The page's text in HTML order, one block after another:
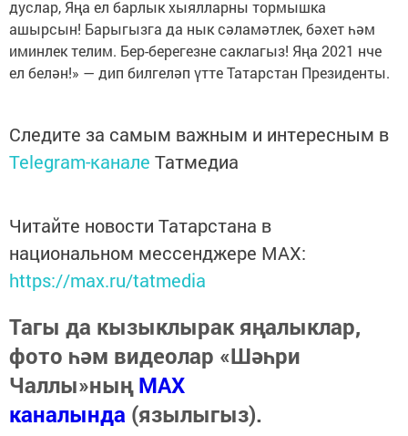
дуслар, Яңа ел барлык хыялларны тормышка
ашырсын! Барыгызга да нык сәламәтлек, бәхет һәм
иминлек телим. Бер-берегезне саклагыз! Яңа 2021 нче
ел белән!» — дип билгеләп үтте Татарстан Президенты.
Следите за самым важным и интересным в
Telegram-канале Татмедиа
Читайте новости Татарстана в
национальном мессенджере MАХ:
https://max.ru/tatmedia
Тагы да кызыклырак яңалыклар,
фото һәм видеолар «Шәһри
Чаллы»ныңMAX
каналында (язылыгыз).